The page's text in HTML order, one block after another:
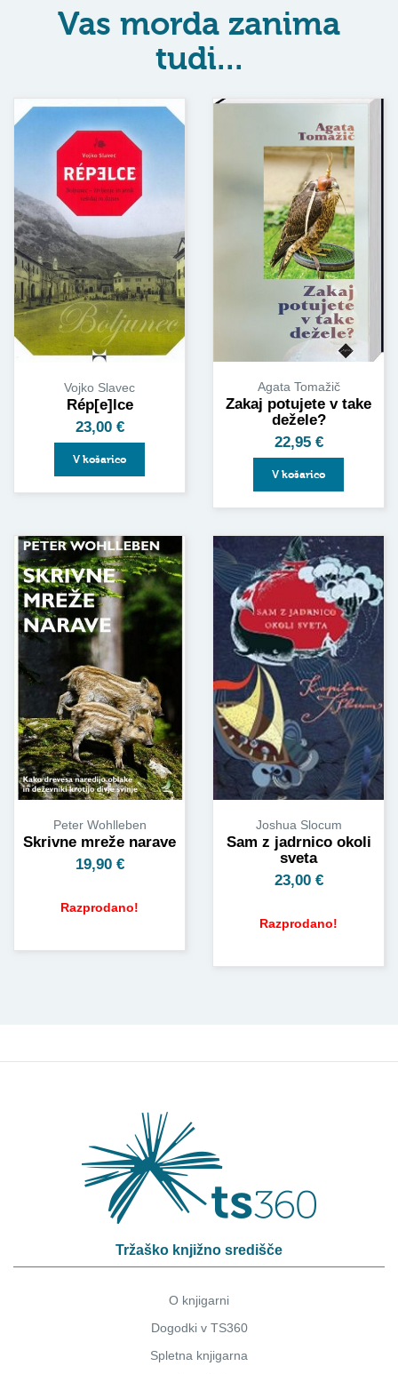
Vas morda zanima
tudi...
Vojko Slavec
Rép[e]lce
23,00 €
V košarico
Agata Tomažič
Zakaj potujete v take
dežele?
22,95 €
V košarico
Peter Wohlleben
Skrivne mreže narave
19,90 €
Razprodano!
Joshua Slocum
Sam z jadrnico okoli
sveta
23,00 €
Razprodano!
Tržaško knjižno središče
O knjigarni
Dogodki v TS360
Spletna knjigarna